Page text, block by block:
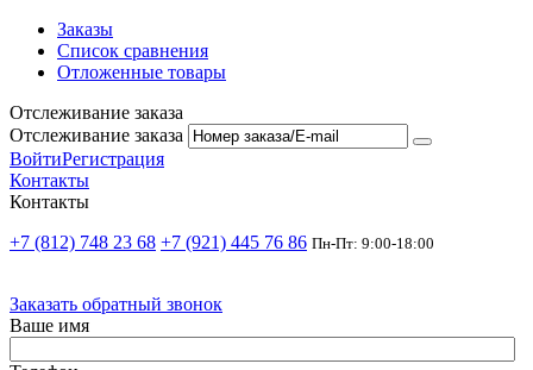
Заказы
Список сравнения
Отложенные товары
Отслеживание заказа
Отслеживание заказа
ВойтиРегистрация
Контакты
Контакты
+7 (812) 748 23 68 +7 (921) 445 76 86 Пн-Пт: 9:00-18:00
Заказать обратный звонок
Ваше имя